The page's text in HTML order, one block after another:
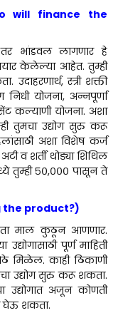
will finance the
भांडवल लागणार हे
केलेल्या आहेत. तुम्ही
स्त्री शक्ती
निधी योजना, अन्नपूर्णा
सेंट कल्याणी योजना. अशा
तुमचा उद्योग सुरु करू
अशा विशेष कर्ज
व शर्ती थोड्या शिथिल
तुम्ही ५०,००० पासून ते
the product?)
माल कुठून आणणार.
पूर्ण माहिती
मिळेल. काही ठिकाणी
उद्योग सुरु करू शकता.
उद्योगात अजून कोणती
घेऊ शकता.